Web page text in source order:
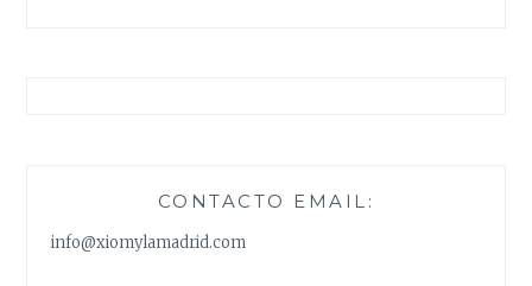
CONTACTO EMAIL:
info@xiomylamadrid.com